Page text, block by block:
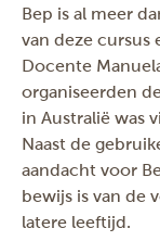
Bep is al meer
van deze cursus
Docente
organiseerden
in Australië was
Naast de
aandacht voor
bewijs is van de
latere leeftijd.